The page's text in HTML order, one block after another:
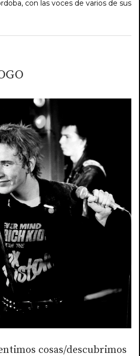
con las voces de varios de sus
cosas/descubrimos